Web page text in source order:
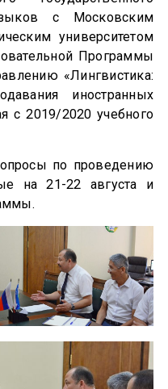
с Московским
университетом
Программы
«Лингвистика:
иностранных
с 2019/2020 учебного
по проведению
на 21-22 августа и